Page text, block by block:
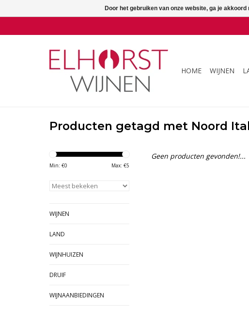
HOME WIJNEN
Producten getagd met Noord
Min: €0 Max: €5
WIJNEN
LAND
WIJNHUIZEN
DRUIF
WIJNAANBIEDINGEN
Geen producten gevonden!...
Door het gebruiken van onze website, ga je